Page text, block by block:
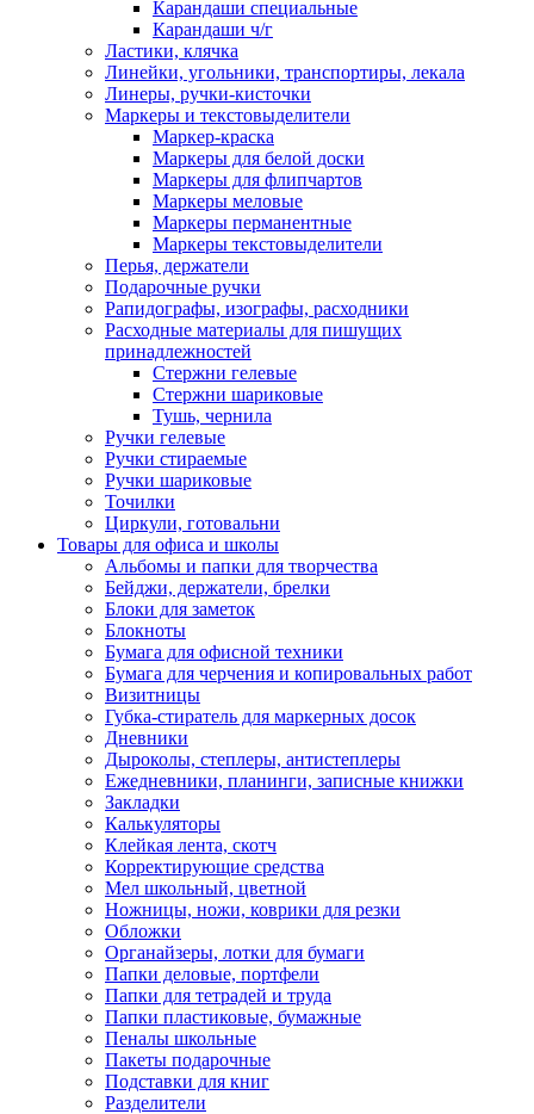
Карандаши специальные
Карандаши ч/г
Ластики, клячка
Линейки, угольники, транспортиры, лекала
Линеры, ручки-кисточки
Маркеры и текстовыделители
Маркер-краска
Маркеры для белой доски
Маркеры для флипчартов
Маркеры меловые
Маркеры перманентные
Маркеры текстовыделители
Перья, держатели
Подарочные ручки
Рапидографы, изографы, расходники
Расходные материалы для пишущих
принадлежностей
Стержни гелевые
Стержни шариковые
Тушь, чернила
Ручки гелевые
Ручки стираемые
Ручки шариковые
Точилки
Циркули, готовальни
Товары для офиса и школы
Альбомы и папки для творчества
Бейджи, держатели, брелки
Блоки для заметок
Блокноты
Бумага для офисной техники
Бумага для черчения и копировальных работ
Визитницы
Губка-стиратель для маркерных досок
Дневники
Дыроколы, степлеры, антистеплеры
Ежедневники, планинги, записные книжки
Закладки
Калькуляторы
Клейкая лента, скотч
Корректирующие средства
Мел школьный, цветной
Ножницы, ножи, коврики для резки
Обложки
Органайзеры, лотки для бумаги
Папки деловые, портфели
Папки для тетрадей и труда
Папки пластиковые, бумажные
Пеналы школьные
Пакеты подарочные
Подставки для книг
Разделители